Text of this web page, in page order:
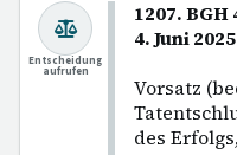
1207. BGH
4. Juni
Vorsatz
des
Entscheidung
aufrufen